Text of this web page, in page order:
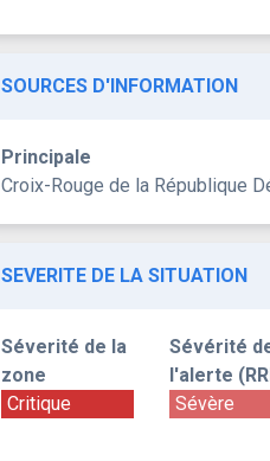
SOURCES D'INFORMATION
Principale
Croix-Rouge de la République
SEVERITE DE LA SITUATION
Séverité de la
zone
Critique
Sévérité
l'alerte
Sévère